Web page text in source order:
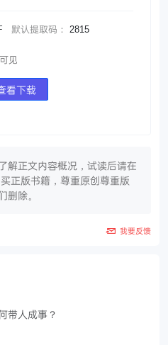
默认提取码： 2815
见
看下载
解正文内容概况，试读后请在
正版书籍，尊重原创尊重版
除。
我要反馈
带人成事？